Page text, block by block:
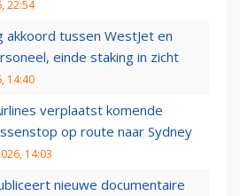
22:54
akkoord tussen WestJet en
einde staking in zicht
14:40
verplaatst komende
op route naar Sydney
14:03
nieuwe documentaire